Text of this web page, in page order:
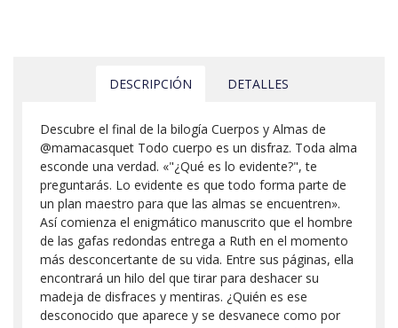
DESCRIPCIÓN DETALLES
Descubre el final de la bilogía Cuerpos y Almas de
@mamacasquet Todo cuerpo es un disfraz. Toda alma
esconde una verdad. «"¿Qué es lo evidente?", te
preguntarás. Lo evidente es que todo forma parte de
un plan maestro para que las almas se encuentren».
Así comienza el enigmático manuscrito que el hombre
de las gafas redondas entrega a Ruth en el momento
más desconcertante de su vida. Entre sus páginas, ella
encontrará un hilo del que tirar para deshacer su
madeja de disfraces y mentiras. ¿Quién es ese
desconocido que aparece y se desvanece como por